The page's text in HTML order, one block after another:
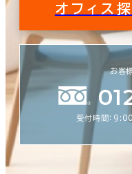
オフィス
お客
受付時間：